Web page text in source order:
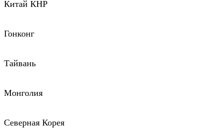
Китай КНР
Гонконг
Тайвань
Монголия
Северная Корея